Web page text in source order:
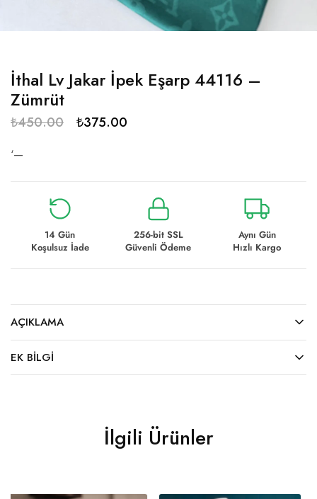
İthal Lv Jakar İpek Eşarp 44116 –
Zümrüt
₺450.00 ₺375.00
‘—
14 Gün
Koşulsuz İade
256-bit SSL
Güvenli Ödeme
Aynı Gün
Hızlı Kargo
AÇIKLAMA
EK BILGI
İlgili Ürünler